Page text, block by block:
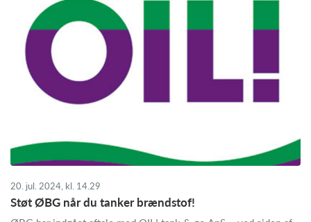
20. jul. 2024, kl. 14.29
Støt ØBG når du tanker brændstof!